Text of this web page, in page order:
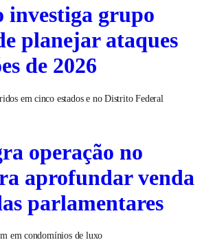
investiga grupo
planejar ataques
de 2026
em cinco estados e no Distrito Federal
operação no
aprofundar venda
parlamentares
em condomínios de luxo